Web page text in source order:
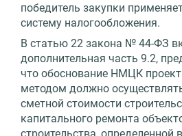
победитель закупки
систему налогообложения.
В статью 22 закона № 44-ФЗ
дополнительная часть 9.2,
что обоснование НМЦК
методом должно
сметной стоимости
капитального ремонта